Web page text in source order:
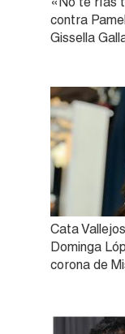
contra
Gissella
Cata
Dominga
corona de